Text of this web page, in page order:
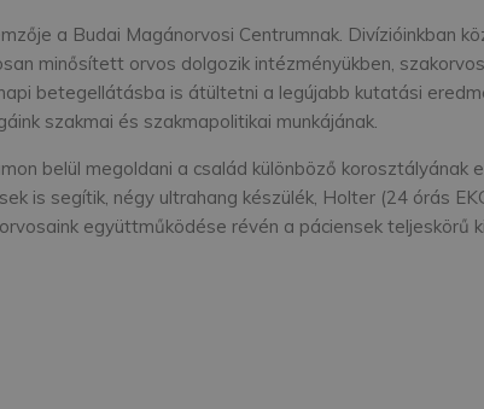
a Budai Magánorvosi Centrumnak. Divízióinkban
minősített orvos dolgozik intézményükben,
betegellátásba is átültetni a legújabb kutatási
szakmai és szakmapolitikai munkájának.
belül megoldani a család különböző korosztályának
is segítik, négy ultrahang készülék, Holter (24 órás
együttműködése révén a páciensek teljeskörű